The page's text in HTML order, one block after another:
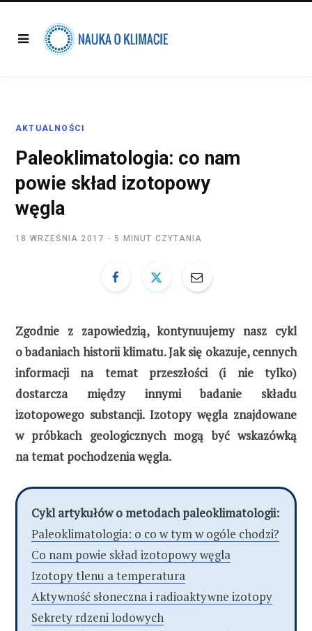
AKTUALNOŚCI
Paleoklimatologia: co nam
powie skład izotopowy
węgla
18 WRZEŚNIA 2017 5 MINUT CZYTANIA
Zgodnie z zapowiedzią, kontynuujemy nasz cykl
o badaniach historii klimatu. Jak się okazuje, cennych
informacji na temat przeszłości (i nie tylko)
dostarcza między innymi badanie składu
izotopowego substancji. Izotopy węgla znajdowane
w próbkach geologicznych mogą być wskazówką
na temat pochodzenia węgla.
Cykl artykułów o metodach paleoklimatologii:
Paleoklimatologia: o co w tym w ogóle chodzi?
Co nam powie skład izotopowy węgla
Izotopy tlenu a temperatura
Aktywność słoneczna i radioaktywne izotopy
Sekrety rdzeni lodowych